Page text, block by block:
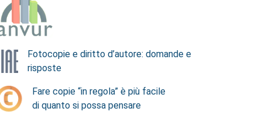
Fotocopie e diritto d’autore: domande e
risposte
Fare copie “in regola” è più facile
di quanto si possa pensare